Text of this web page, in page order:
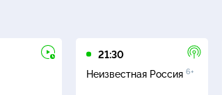
21:30
Неизвестная Россия 6+